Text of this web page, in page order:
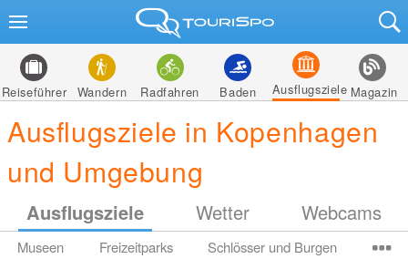
Reiseführer Wandern Radfahren Baden Ausflugsziele Magazin
Ausflugsziele in Kopenhagen
und Umgebung
Ausflugsziele Wetter Webcams
Museen Freizeitparks Schlösser und Burgen